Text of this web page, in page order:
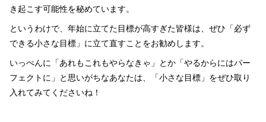
き起こす可能性を秘めています。
というわけで、年始に立てた目標が高すぎた皆様は、ぜひ「必ず
できる小さな目標」に立て直すことをお勧めします。
いっぺんに「あれもこれもやらなきゃ」とか「やるからにはパー
フェクトに」と思いがちなあなたは、「小さな目標」をぜひ取り
入れてみてくださいね！